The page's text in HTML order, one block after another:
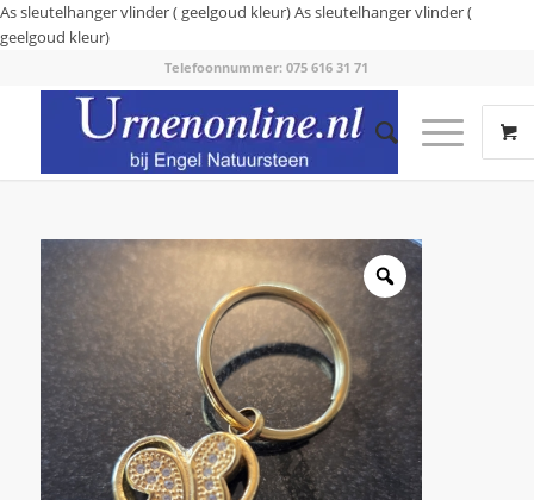
As sleutelhanger vlinder ( geelgoud kleur)As sleutelhanger vlinder (
geelgoud kleur)
Telefoonnummer: 075 616 31 71